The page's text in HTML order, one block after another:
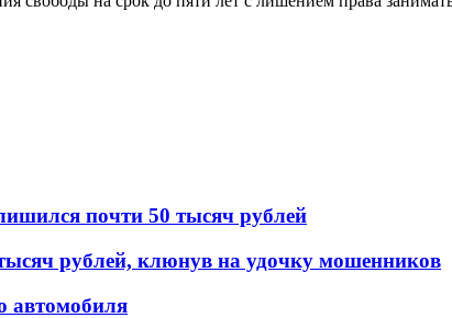
почти 50 тысяч рублей
рублей, клюнув на удочку мошенников
автомобиля